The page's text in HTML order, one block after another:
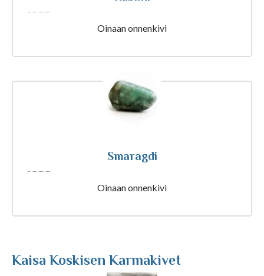
Artikkelit ja Blogi
Oinaan onnenkivi
Smaragdi
Oinaan onnenkivi
Kaisa Koskisen Karmakivet